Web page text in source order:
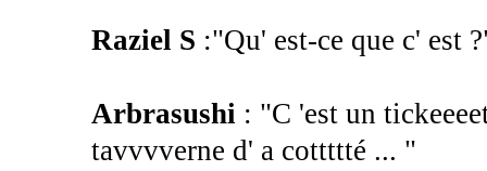
Raziel S :"Qu' est-ce que c' est
Arbrasushi : "C 'est un
tavvvverne d' a cottttté ... "